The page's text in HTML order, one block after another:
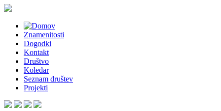
Znamenitosti
Dogodki
Kontakt
Društvo
Koledar
Seznam društev
Projekti